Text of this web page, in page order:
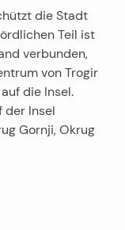
die Stadt
Teil ist
verbunden,
von Trogir
die Insel.
der Insel
Gornji, Okrug